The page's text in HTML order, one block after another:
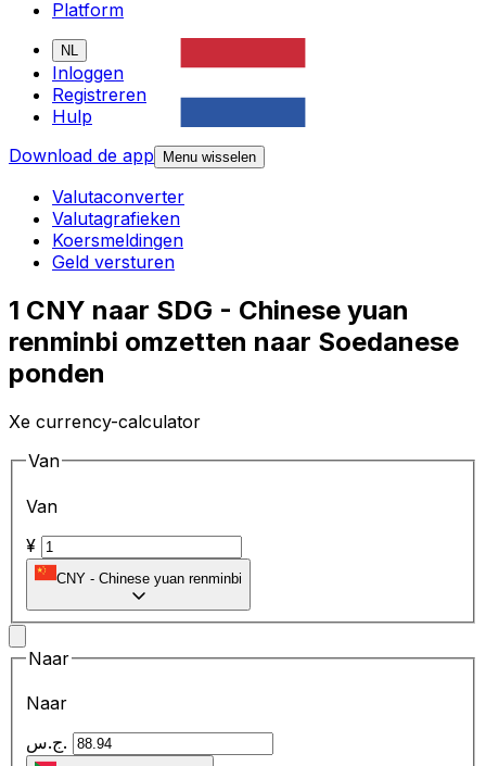
Platform
NL
Inloggen
Registreren
Hulp
Download de app
Menu wisselen
Valutaconverter
Valutagrafieken
Koersmeldingen
Geld versturen
1 CNY naar SDG - Chinese yuan
renminbi omzetten naar Soedanese
ponden
Xe currency-calculator
Van
Van
¥
CNY - Chinese yuan renminbi
Naar
Naar
ج.س.